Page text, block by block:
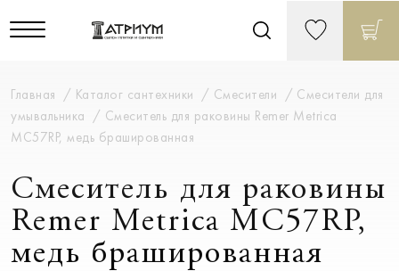
Главная Каталог сантехники Смесители
Смесители для
умывальника
Смеситель для раковины Remer Metrica
MC57RP, медь брашированная
Смеситель для раковины
Remer Metrica MC57RP,
медь брашированная